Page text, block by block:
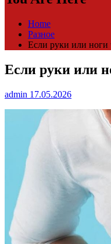
Home
Разное
Если руки или ноги
Если руки или
admin 17.05.2026